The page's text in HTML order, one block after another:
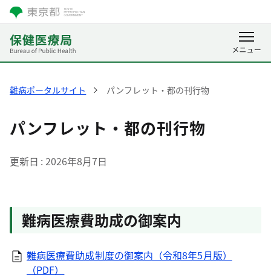
難病ポータルサイト パンフレット・都の刊行物
パンフレット・都の刊行物
更新日 2026年8月7日
難病医療費助成の御案内
難病医療費助成制度の御案内（令和8年5月版）
（PDF）